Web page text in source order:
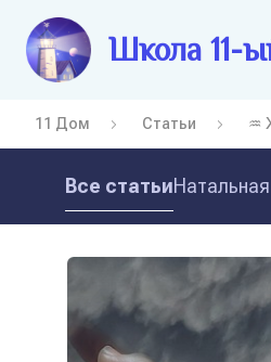
Школа 11-
11 Дом Статьи ♒
Все статьи